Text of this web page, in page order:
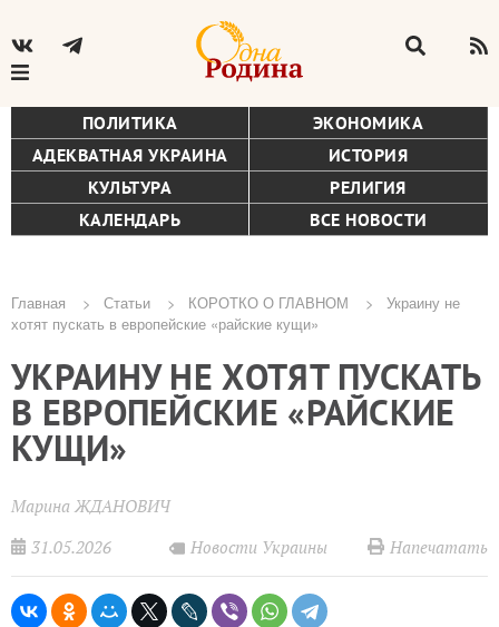
ПОЛИТИКА
ЭКОНОМИКА
АДЕКВАТНАЯ УКРАИНА
ИСТОРИЯ
КУЛЬТУРА
РЕЛИГИЯ
КАЛЕНДАРЬ
ВСЕ НОВОСТИ
Строка
навигации
Главная Статьи КОРОТКО О ГЛАВНОМ
Украину не
хотят пускать в европейские «райские кущи»
УКРАИНУ НЕ ХОТЯТ ПУСКАТЬ
В ЕВРОПЕЙСКИЕ «РАЙСКИЕ
КУЩИ»
Марина ЖДАНОВИЧ
31.05.2026
Новости Украины Напечатать